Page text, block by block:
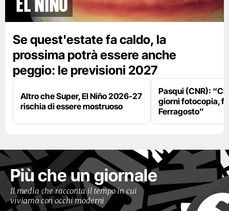
Se quest'estate fa caldo, la
prossima potrà essere anche
peggio: le previsioni 2027
Altro che Super, El Niño 2026-27
rischia di essere mostruoso
Pasqui (CNR):
giorni fotocopia,
Ferragosto”
Più che un giornale
Il media che racconta il tempo in cui
viviamo con occhi moderni